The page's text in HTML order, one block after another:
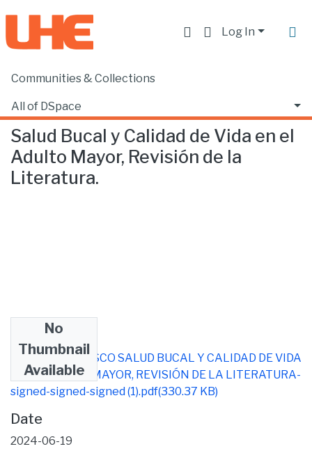
Log In
Communities & Collections
All of DSpace
Statistics
Home
Salud Bucal y Calidad de Vida en el
Adulto Mayor, Revisión de la
Literatura.
No
Thumbnail
Available
WENDY PALLASCO SALUD BUCAL Y CALIDAD DE VIDA
EN EL ADULTO MAYOR, REVISIÓN DE LA LITERATURA-
signed-signed-signed (1).pdf(330.37 KB)
Date
2024-06-19